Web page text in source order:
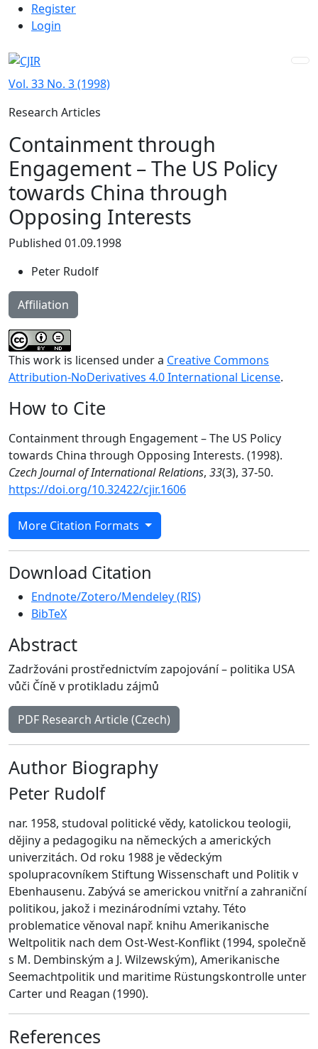
Skip to main navigation menu
Skip to main content
Skip to site footer
Admin menu
Register
Login
Vol. 33 No. 3 (1998)
Research Articles
Containment through
Engagement – The US Policy
towards China through
Opposing Interests
Published 01.09.1998
Peter Rudolf
Affiliation
This work is licensed under a Creative Commons
Attribution-NoDerivatives 4.0 International License.
How to Cite
Containment through Engagement – The US Policy
towards China through Opposing Interests. (1998).
Czech Journal of International Relations, 33(3), 37-50.
https://doi.org/10.32422/cjir.1606
More Citation Formats
Download Citation
Endnote/Zotero/Mendeley (RIS)
BibTeX
Abstract
Zadržováni prostřednictvím zapojování – politika USA
vůči Číně v protikladu zájmů
PDF Research Article (Czech)
Author Biography
Peter Rudolf
nar. 1958, studoval politické vědy, katolickou teologii,
dějiny a pedagogiku na německých a amerických
univerzitách. Od roku 1988 je vědeckým
spolupracovníkem Stiftung Wissenschaft und Politik v
Ebenhausenu. Zabývá se americkou vnitřní a zahraniční
politikou, jakož i mezinárodními vztahy. Této
problematice věnoval např. knihu Amerikanische
Weltpolitik nach dem Ost-West-Konflikt (1994, společně
s M. Dembinským a J. Wilzewským), Amerikanische
Seemachtpolitik und maritime Rüstungskontrolle unter
Carter und Reagan (1990).
References